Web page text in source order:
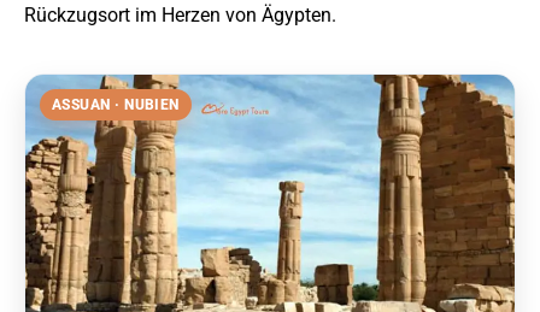
Rückzugsort im Herzen von Ägypten.
ASSUAN · NUBIEN